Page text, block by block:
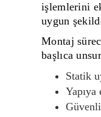
işlemlerini
uygun
Montaj
başlıca
Statik
Yapıya